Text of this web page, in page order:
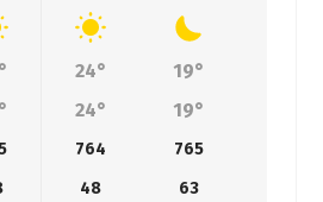
24°
19°
24° 19°
764
765
48 63